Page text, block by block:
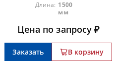
Длина: 1500
мм
Цена по запросу ₽
Заказать В корзину